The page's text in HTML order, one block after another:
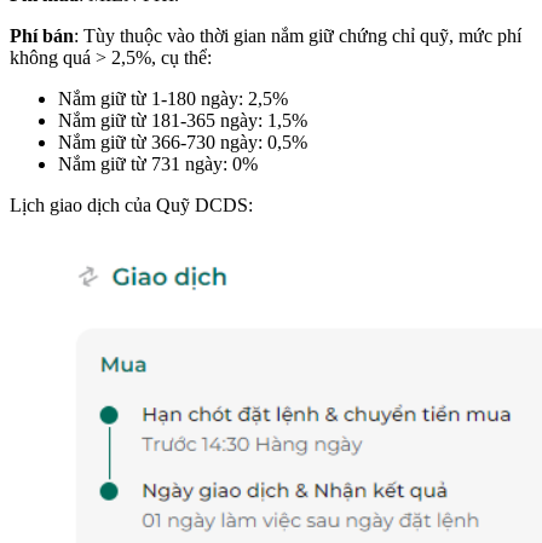
Phí bán: Tùy thuộc vào thời gian nắm giữ chứng chỉ quỹ, mức phí
không quá > 2,5%, cụ thể:
Nắm giữ từ 1-180 ngày: 2,5%
Nắm giữ từ 181-365 ngày: 1,5%
Nắm giữ từ 366-730 ngày: 0,5%
Nắm giữ từ 731 ngày: 0%
Lịch giao dịch của Quỹ DCDS: